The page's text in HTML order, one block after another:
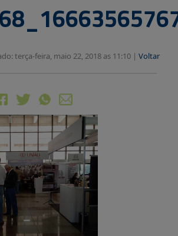
terça-feira, maio 22, 2018 as 11:10 | Voltar